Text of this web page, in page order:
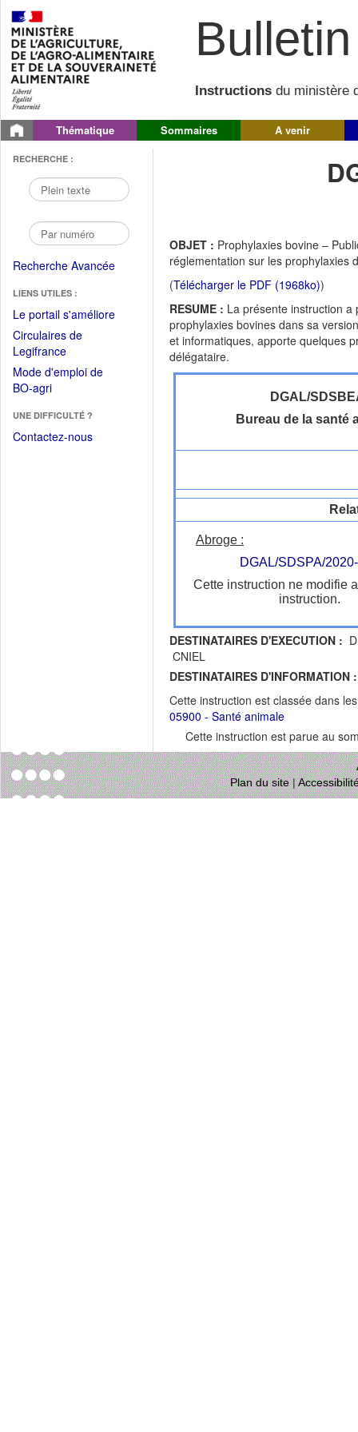
Instructions du ministère
Thématique Sommaires A venir
RECHERCHE :
Recherche Avancée
LIENS UTILES :
Le portail s'améliore(Fichier
Circulaires de
Legifrance(Ouvrir
dans
une
fenêtre)
Mode d'emploi de
BO-agri(Ouvrir
une
nouvelle
UNE DIFFICULTÉ ?
Contactez-nous
OBJET : Prophylaxies bovine –
réglementation sur les prophylaxies
(Télécharger le PDF (1968ko))
RESUME : La présente instruction
prophylaxies bovines dans sa
et informatiques, apporte quelques
délégataire.
DGAL/
Bureau de la santé
Abroge :
DGAL/SDSPA/
Cette instruction ne modifie
instruction.
DESTINATAIRES D'EXECUTION :
CNIEL
DESTINATAIRES D'INFORMATION :
Cette instruction est classée dans
05900 - Santé animale
Cette instruction est parue au
Plan du site|